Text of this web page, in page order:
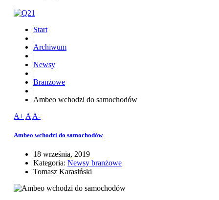
Start
|
Archiwum
|
Newsy
|
Branżowe
|
Ambeo wchodzi do samochodów
A+ A A-
Ambeo wchodzi do samochodów
18 września, 2019
Kategoria: Newsy branżowe
Tomasz Karasiński